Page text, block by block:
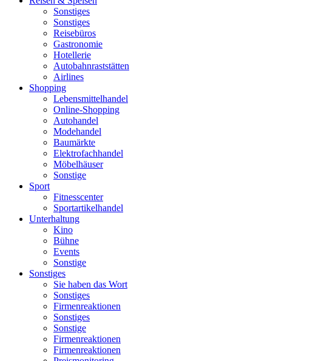
Sonstiges
Sonstiges
Reisebüros
Gastronomie
Hotellerie
Autobahnraststätten
Airlines
Shopping
Lebensmittelhandel
Online-Shopping
Autohandel
Modehandel
Baumärkte
Elektrofachhandel
Möbelhäuser
Sonstige
Sport
Fitnesscenter
Sportartikelhandel
Unterhaltung
Kino
Bühne
Events
Sonstige
Sonstiges
Sie haben das Wort
Sonstiges
Firmenreaktionen
Sonstiges
Sonstige
Firmenreaktionen
Firmenreaktionen